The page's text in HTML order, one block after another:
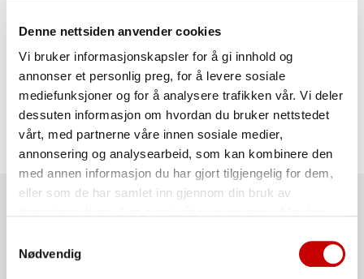
Denne nettsiden anvender cookies
Vi bruker informasjonskapsler for å gi innhold og
annonser et personlig preg, for å levere sosiale
mediefunksjoner og for å analysere trafikken vår. Vi deler
dessuten informasjon om hvordan du bruker nettstedet
vårt, med partnerne våre innen sosiale medier,
annonsering og analysearbeid, som kan kombinere den
med annen informasjon du har gjort tilgjengelig for dem,
eller som de har samlet inn gjennom din bruk av
Nødvendig
vaniljekrem
frukt og bær
Produkter du kan benytte
til denne oppskriften